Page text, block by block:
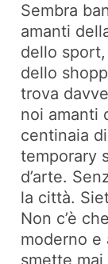
Sembra
amanti
dello
dello
trova
noi amanti
centinaia
temporary
d’arte.
la città.
Non c’è
moderno e